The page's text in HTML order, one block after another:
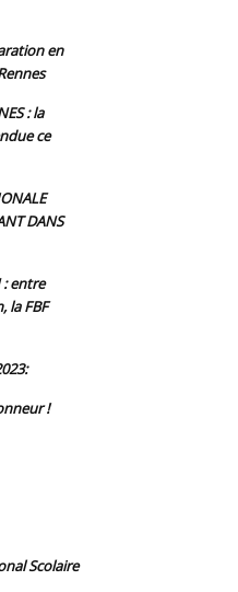
en
: la
ce
DANS
: entre
la FBF
!
Scolaire